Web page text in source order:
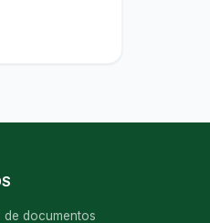
de documentos